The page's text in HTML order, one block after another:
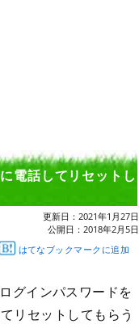
電話してリセットし
更新日： 2021年1月27日
公開日： 2018年2月5日
はてなブックマークに追加
グインパスワードを
リセットしてもらう